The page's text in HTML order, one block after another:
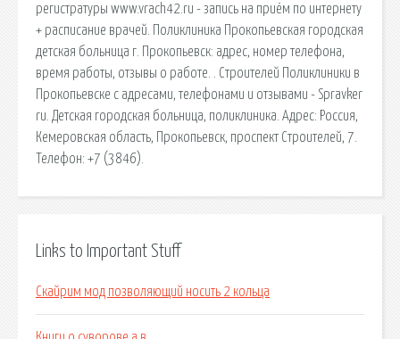
регистратуры www.vrach42.ru - запись на приём по интернету
+ расписание врачей. Поликлиника Прокопьевская городская
детская больница г. Прокопьевск: адрес, номер телефона,
время работы, отзывы о работе. . Строителей Поликлиники в
Прокопьевске с адресами, телефонами и отзывами - Spravker
ru. Детская городская больница, поликлиника. Адрес: Россия,
Кемеровская область, Прокопьевск, проспект Строителей, 7.
Телефон: +7 (3846).
Links to Important Stuff
Скайрим мод позволяющий носить 2 кольца